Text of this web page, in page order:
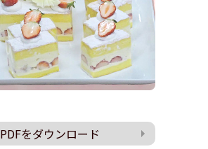
PDFをダウンロード